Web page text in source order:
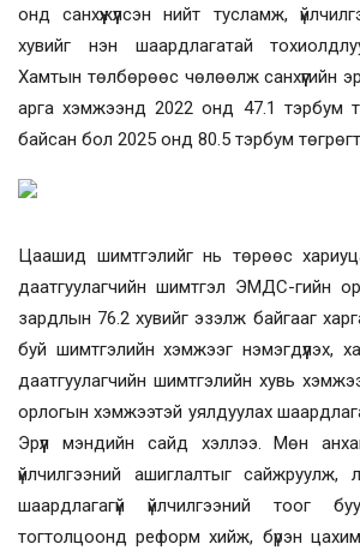
онд санхүүжүүлсэн нийт тусламж,
хувийг нэн шаардлагатай
Хамтын төлбөрөөс чөлөөлж санхүүгийн
арга хэмжээнд 2022 онд 47.1 тэрбум
байсан бол 2025 онд 80.5 тэрбум төгрөгт
Цаашид шимтгэлийг нь төрөөс
даатгуулагчийн шимтгэл ЭМДС-гийн
зардлын 76.2 хувийг эзэлж байгааг
буй шимтгэлийн хэмжээг нэмэгдүүлэх,
даатгуулагчийн шимтгэлийн хувь
орлогын хэмжээтэй уялдуулах
Эрүүл мэндийн сайд хэллээ. Мөн
үйлчилгээний ашиглалтыг сайжруулж,
шаардлагагүй үйлчилгээний тоог
тогтолцоонд реформ хийж, бүрэн